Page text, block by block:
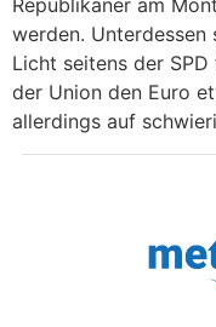
Republikaner am
werden.
Licht seitens der
der Union den Euro
allerdings auf